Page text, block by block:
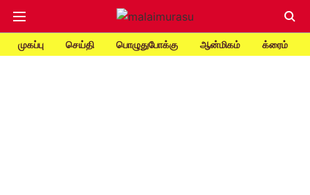
முகப்பு செய்தி பொழுதுபோக்கு ஆன்மிகம் க்ரைம்